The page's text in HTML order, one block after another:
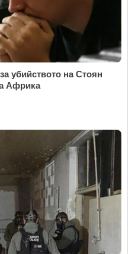
убийството на Стоян
Африка